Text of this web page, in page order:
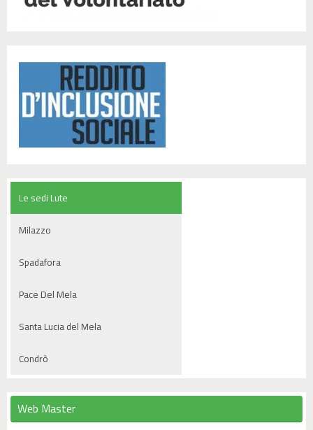
Le sedi Lute
Milazzo
Spadafora
Pace Del Mela
Santa Lucia del Mela
Condrò
Web Master